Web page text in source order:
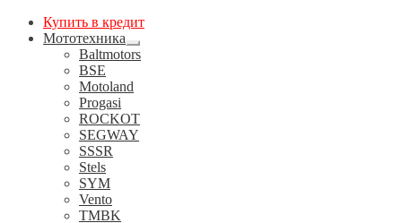
Купить в кредит
Мототехника
Развернутое
вложенное
Baltmotors
BSE
Motoland
Progasi
ROCKOT
SEGWAY
SSSR
Stels
SYM
Vento
TMBK